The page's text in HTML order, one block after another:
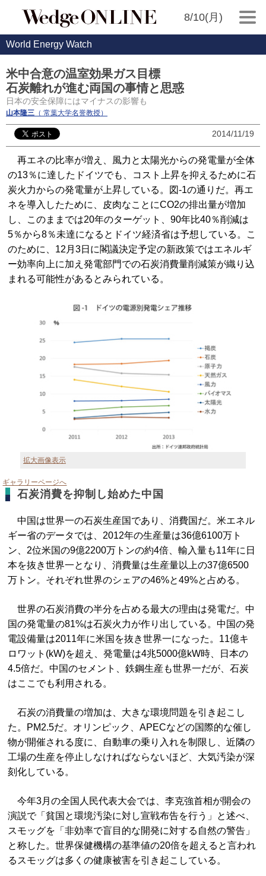
8/10(月)
World Energy Watch
米中合意の温室効果ガス目標
石炭離れが進む両国の事情と思惑
日本の安全保障にはマイナスの影響も
山本隆三 （ 常葉大学名誉教授）
2014/11/19
再エネの比率が増え、風力と太陽光からの発電量が全体
の13％に達したドイツでも、コスト上昇を抑えるために石
炭火力からの発電量が上昇している。図‐1の通りだ。再エ
ネを導入したために、皮肉なことにCO2の排出量が増加
し、このままでは20年のターゲット、90年比40％削減は
5％から8％未達になるとドイツ経済省は予想している。こ
のために、12月3日に閣議決定予定の新政策ではエネルギ
ー効率向上に加え発電部門での石炭消費量削減策が織り込
まれる可能性があるとみられている。
拡大画像表示
ギャラリーページへ
石炭消費を抑制し始めた中国
中国は世界一の石炭生産国であり、消費国だ。米エネル
ギー省のデータでは、2012年の生産量は36億6100万ト
ン、2位米国の9億2200万トンの約4倍、輸入量も11年に日
本を抜き世界一となり、消費量は生産量以上の37億6500
万トン。それぞれ世界のシェアの46%と49%と占める。
世界の石炭消費の半分を占める最大の理由は発電だ。中
国の発電量の81%は石炭火力が作り出している。中国の発
電設備量は2011年に米国を抜き世界一になった。11億キ
ロワット(kW)を超え、発電量は4兆5000億kW時、日本の
4.5倍だ。中国のセメント、鉄鋼生産も世界一だが、石炭
はここでも利用される。
石炭の消費量の増加は、大きな環境問題を引き起こし
た。PM2.5だ。オリンピック、APECなどの国際的な催し
物が開催される度に、自動車の乗り入れを制限し、近隣の
工場の生産を停止しなければならないほど、大気汚染が深
刻化している。
今年3月の全国人民代表大会では、李克強首相が開会の
演説で「貧国と環境汚染に対し宣戦布告を行う」と述べ、
スモッグを「非効率で盲目的な開発に対する自然の警告」
と称した。世界保健機構の基準値の20倍を超えると言われ
るスモッグは多くの健康被害を引き起こしている。